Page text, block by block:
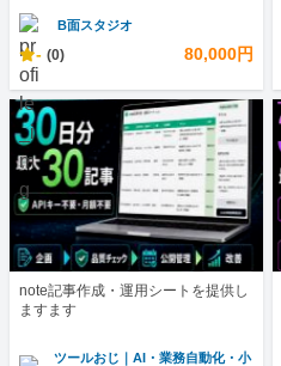
B面スタジオ
- (0) 80,000円
note記事作成・運用シートを提供し
ますます
ツールおじ｜AI・業務自動化・小